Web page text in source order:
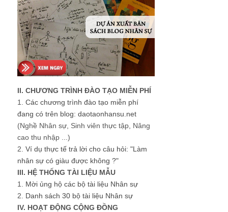
II. CHƯƠNG TRÌNH ĐÀO TẠO MIỄN PHÍ
1. Các chương trình đào tạo miễn phí
đang có trên blog: daotaonhansu.net
(Nghề Nhân sự, Sinh viên thực tập, Nâng
cao thu nhập ...)
2. Ví dụ thực tế trả lời cho câu hỏi: "Làm
nhân sự có giàu được không ?"
III. HỆ THỐNG TÀI LIỆU MẪU
1. Mời ủng hộ các bộ tài liệu Nhân sự
2. Danh sách 30 bộ tài liệu Nhân sự
IV. HOẠT ĐỘNG CỘNG ĐỒNG